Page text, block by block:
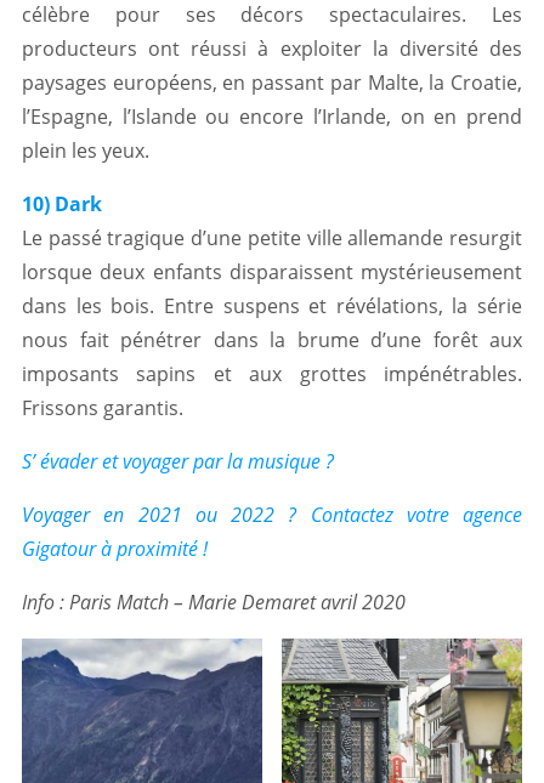
célèbre pour ses décors spectaculaires. Les
producteurs ont réussi à exploiter la diversité des
paysages européens, en passant par Malte, la Croatie,
l’Espagne, l’Islande ou encore l’Irlande, on en prend
plein les yeux.
10) Dark
Le passé tragique d’une petite ville allemande resurgit
lorsque deux enfants disparaissent mystérieusement
dans les bois. Entre suspens et révélations, la série
nous fait pénétrer dans la brume d’une forêt aux
imposants sapins et aux grottes impénétrables.
Frissons garantis.
S’ évader et voyager par la musique ?
Voyager en 2021 ou 2022 ? Contactez votre agence
Gigatour à proximité !
Info : Paris Match – Marie Demaret avril 2020